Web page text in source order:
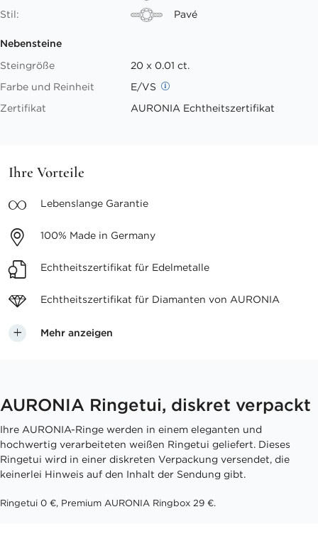
Stil:
Pavé
Nebensteine
Steingröße
20 x 0.01 ct.
Farbe und Reinheit
E/VS
Zertifikat
AURONIA Echtheitszertifikat
Ihre Vorteile
Lebenslange Garantie
100% Made in Germany
Echtheitszertifikat für Edelmetalle
Echtheitszertifikat für Diamanten von AURONIA
Mehr anzeigen
AURONIA Ringetui, diskret verpackt
Ihre AURONIA-Ringe werden in einem eleganten und
hochwertig verarbeiteten weißen Ringetui geliefert. Dieses
Ringetui wird in einer diskreten Verpackung versendet, die
keinerlei Hinweis auf den Inhalt der Sendung gibt.
Ringetui 0 €, Premium AURONIA Ringbox 29 €.